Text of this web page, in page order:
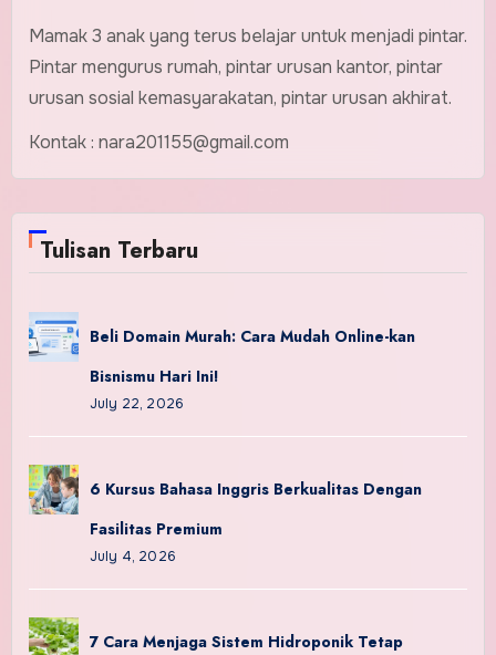
Mamak 3 anak yang terus belajar untuk menjadi pintar.
Pintar mengurus rumah, pintar urusan kantor, pintar
urusan sosial kemasyarakatan, pintar urusan akhirat.
Kontak : nara201155@gmail.com
Tulisan Terbaru
Beli Domain Murah: Cara Mudah Online-kan
Bisnismu Hari Ini!
July 22, 2026
6 Kursus Bahasa Inggris Berkualitas Dengan
Fasilitas Premium
July 4, 2026
7 Cara Menjaga Sistem Hidroponik Tetap